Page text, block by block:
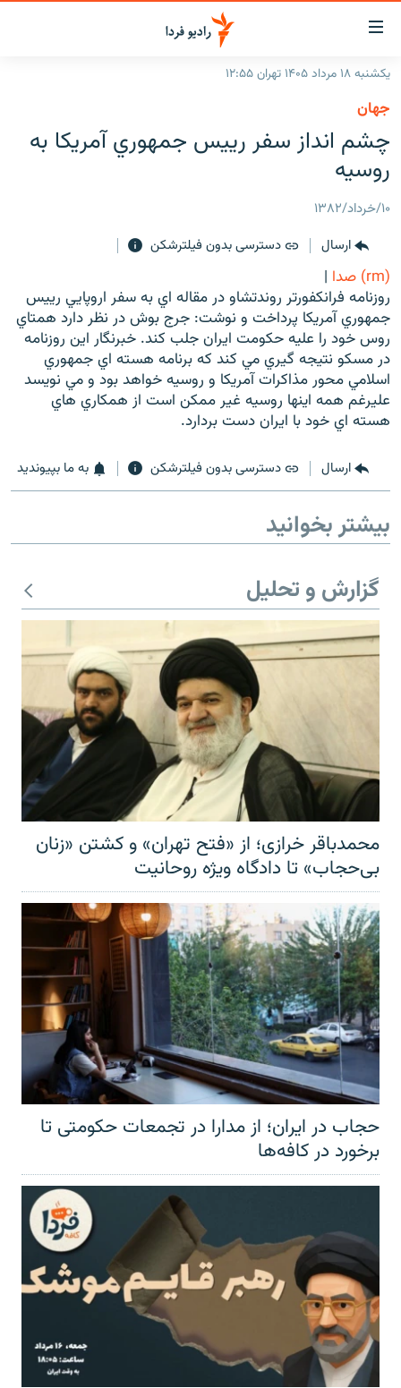
لینک‌های
قابلیت
دسترسی
بازگشت
منوی
اصلی
رفتن
صفحه
جستجو
ایران
جهان
برنامه‌های رادیویی
فرکانس‌ها
پادکست
چندرسانه‌ای
گزارش‌های تصویری
گزارش‌های ویدئویی
زنان فردا
English
به ما بپیوندید
یکشنبه ۱۸ مرداد ۱۴۰۵ تهران ۱۲:۵۵
جهان
چشم انداز سفر رييس جمهوري آمريكا به
روسيه
۱۰/خرداد/۱۳۸۲
ارسال
دسترسی بدون فیلترشکن
(rm) صدا
|
روزنامه فرانكفورتر روندتشاو در مقاله اي به سفر اروپايي رييس
جمهوري آمريكا پرداخت و نوشت: جرج بوش در نظر دارد همتاي
روس خود را عليه حكومت ايران جلب كند. خبرنگار اين روزنامه
در مسكو نتيجه گيري مي كند كه برنامه هسته اي جمهوري
اسلامي محور مذاكرات آمريكا و روسيه خواهد بود و مي نويسد
عليرغم همه اينها روسيه غير ممكن است از همكاري هاي
هسته اي خود با ايران دست بردارد.
ارسال دسترسی بدون فیلترشکن به ما بپیوندید
بیشتر بخوانید
گزارش و تحلیل
محمدباقر خرازی؛ از «فتح تهران» و کشتن «زنان
بی‌حجاب» تا دادگاه ویژه روحانیت
حجاب در ایران؛ از مدارا در تجمعات حکومتی تا
برخورد در کافه‌ها